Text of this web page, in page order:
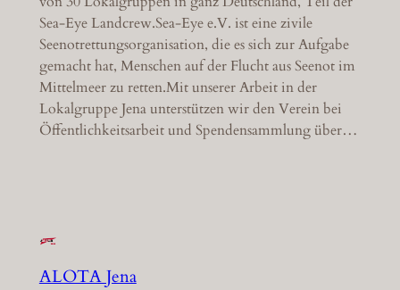
Sea-Eye Landcrew.Sea-Eye e.V. ist eine zivile
Seenotrettungsorganisation, die es sich zur Aufgabe
gemacht hat, Menschen auf der Flucht aus Seenot im
Mittelmeer zu retten.Mit unserer Arbeit in der
Lokalgruppe Jena unterstützen wir den Verein bei
Öffentlichkeitsarbeit und Spendensammlung über…
ALOTA Jena